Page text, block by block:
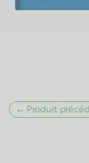
← Produit